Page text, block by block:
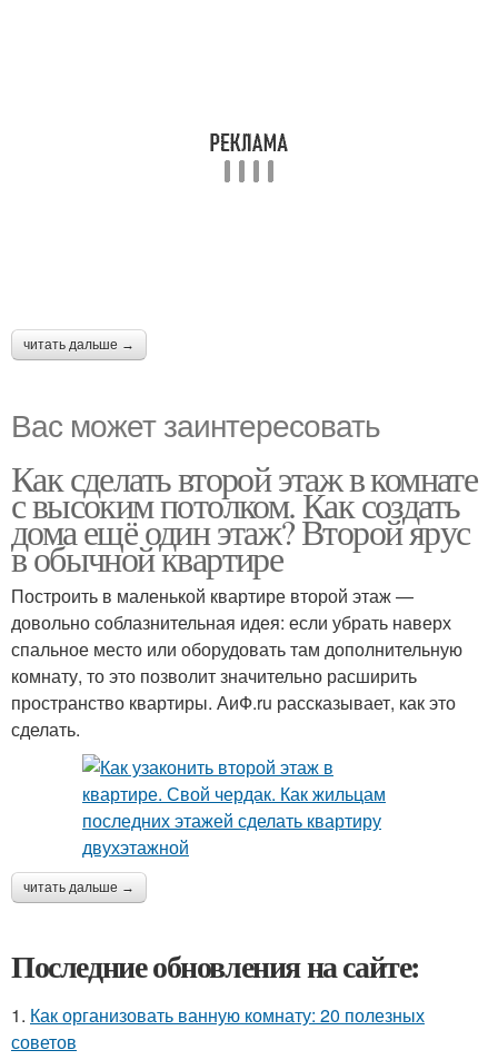
читать дальше →
Вас может заинтересовать
Как сделать второй этаж в комнате
с высоким потолком. Как создать
дома ещё один этаж? Второй ярус
в обычной квартире
Построить в маленькой квартире второй этаж —
довольно соблазнительная идея: если убрать наверх
спальное место или оборудовать там дополнительную
комнату, то это позволит значительно расширить
пространство квартиры. АиФ.ru рассказывает, как это
сделать.
читать дальше →
Последние обновления на сайте:
1. Как организовать ванную комнату: 20 полезных
советов